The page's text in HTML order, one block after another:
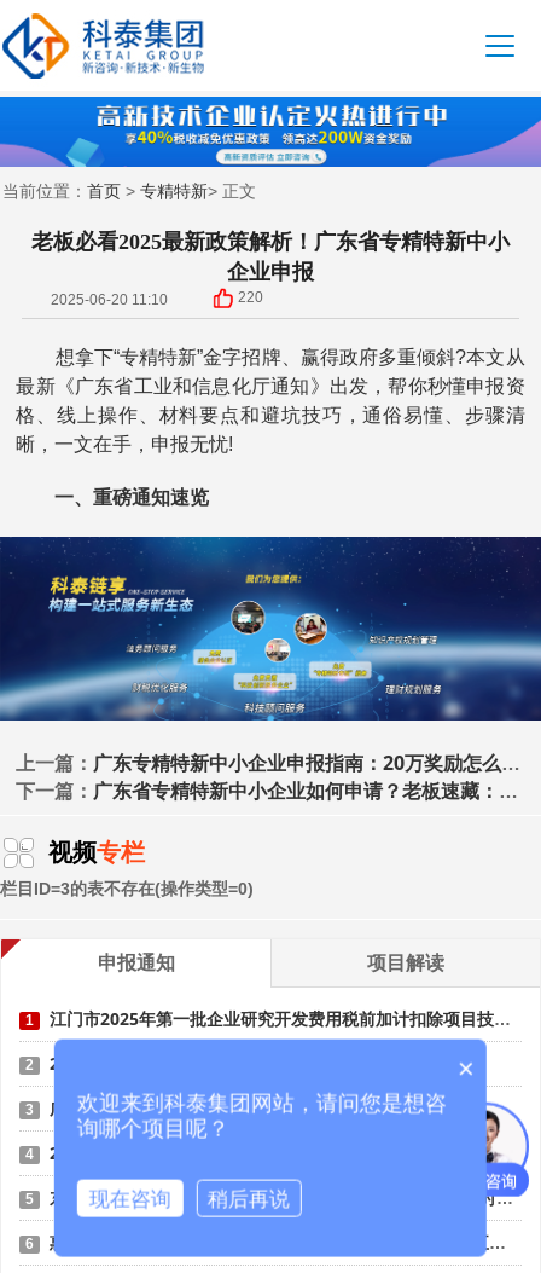
当前位置： 首页 > 专精特新> 正文
老板必看2025最新政策解析！广东省专精特新中小
企业申报
2025-06-20 11:10 220
想拿下“专精特新”金字招牌、赢得政府多重倾斜?本文从
最新《广东省工业和信息化厅通知》出发，帮你秒懂申报资
格、线上操作、材料要点和避坑技巧，通俗易懂、步骤清
晰，一文在手，申报无忧!
一、重磅通知速览
上一篇： 广东专精特新中小企业申报指南：20万奖励怎么拿？
下一篇： 广东省专精特新中小企业如何申请？老板速藏：奖励金额、政策倾斜及成功率提升技巧
视频专栏
栏目ID=3的表不存在(操作类型=0)
申报通知 项目解读
1 江门市2025年第一批企业研究开发费用税前加计扣除项目技术鉴定申报时间、条件要求
2 2025年度东莞市人才认定申报时间、条件要求、扶持政策
3 广州市花都区亲商助企若干措施孵化育成奖励（2024年度）申报时间、条件要求、补助奖励
4 2025年阳江市省级促进开放型经济发展水平提升专项资金申报时间、条件要求、补助奖励
5 东莞市2025年7-10月海关AEO高级认证项目专项资金申报时间、条件要求、扶持奖励
6 惠州市省级中小企业数字化转型城市试点数字化产品（第五批）征集申报时间、条件要求
×
欢迎来到科泰集团网站，请问您是想咨
询哪个项目呢？
现在咨询 稍后再说